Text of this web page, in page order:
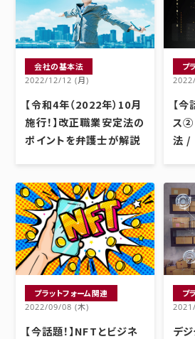
会社の基本法
2022/12/12 (月)
【令和4年（2022年）10月
施行！】改正職業安定法の
ポイントを弁護士が解説
プ
【
ス②
法 /
プラットフォーム関連
2022/09/08 (木)
【今話題！】NFTとビジネ
プ
デ